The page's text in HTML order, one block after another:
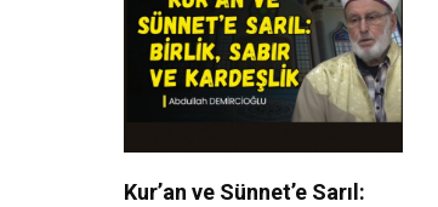
Kur’an ve Sünnet’e Sarıl: